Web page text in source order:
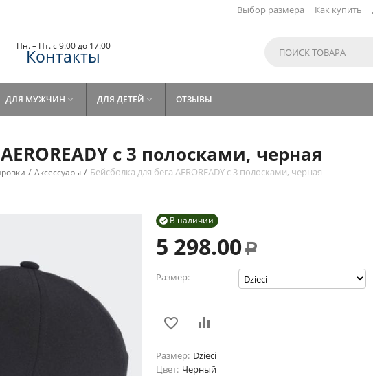
Выбор размера Как купить
Пн. – Пт. с 9:00 до 17:00
Контакты
ДЛЯ МУЖЧИН  ДЛЯ ДЕТЕЙ  ОТЗЫВЫ
с 3 полосками, черная
/ Аксессуары / Бейсболка для бега AEROREADY с 3 полосками, черная
В наличии

5 298.00 Р
Размер:
Размер Dzieci
Цвет Черный